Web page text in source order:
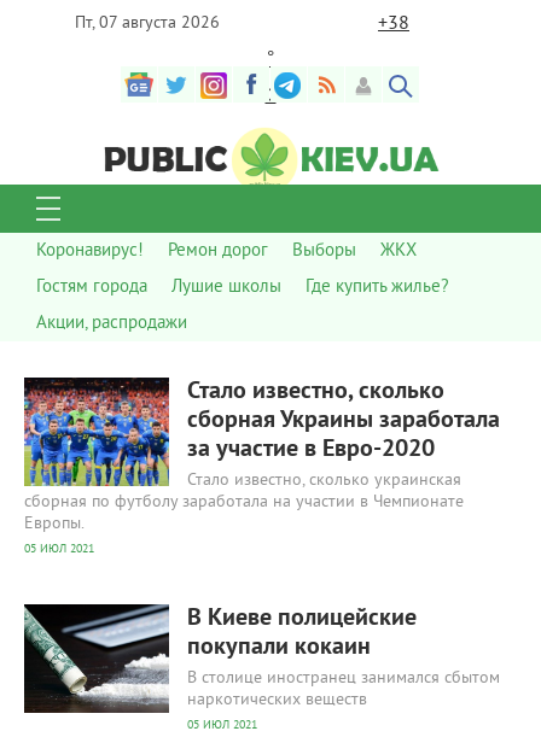
Пт, 07 августа 2026 +38
°
C
Коронавирус! Ремон дорог Выборы
ЖКХ
Гостям города
Лушие школы
Где купить жилье?
Акции, распродажи
Стало известно, сколько
сборная Украины заработала
за участие в Евро-2020
Стало известно, сколько украинская
сборная по футболу заработала на участии в Чемпионате
Европы.
05 ИЮЛ 2021
В Киеве полицейские
покупали кокаин
В столице иностранец занимался сбытом
наркотических веществ
05 ИЮЛ 2021